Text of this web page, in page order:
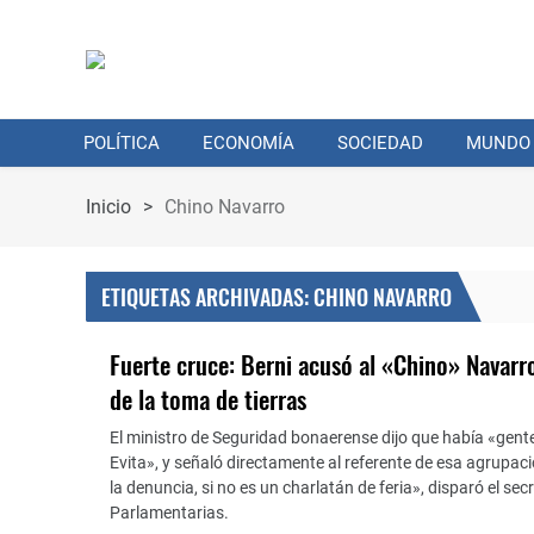
POLÍTICA ECONOMÍA SOCIEDAD MUNDO
Inicio > Chino Navarro
ETIQUETAS ARCHIVADAS: CHINO NAVARRO
Fuerte cruce: Berni acusó al «Chino»
de la toma de tierras
El ministro de Seguridad bonaerense dijo que había
Evita», y señaló directamente al referente de esa
la denuncia, si no es un charlatán de feria», disparó el
Parlamentarias.